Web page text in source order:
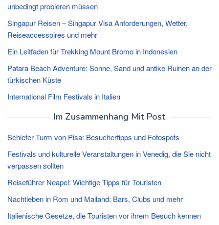
unbedingt probieren müssen
Singapur Reisen – Singapur Visa Anforderungen, Wetter,
Reiseaccessoires und mehr
Ein Leitfaden für Trekking Mount Bromo in Indonesien
Patara Beach Adventure: Sonne, Sand und antike Ruinen an der
türkischen Küste
International Film Festivals in Italien
Im Zusammenhang Mit Post
Schiefer Turm von Pisa: Besuchertipps und Fotospots
Festivals und kulturelle Veranstaltungen in Venedig, die Sie nicht
verpassen sollten
Reiseführer Neapel: Wichtige Tipps für Touristen
Nachtleben in Rom und Mailand: Bars, Clubs und mehr
Italienische Gesetze, die Touristen vor ihrem Besuch kennen